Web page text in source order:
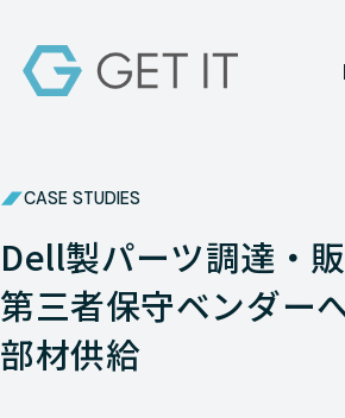
CASE STUDIES
Dell製パーツ調達・
第三者保守ベンダー
部材供給